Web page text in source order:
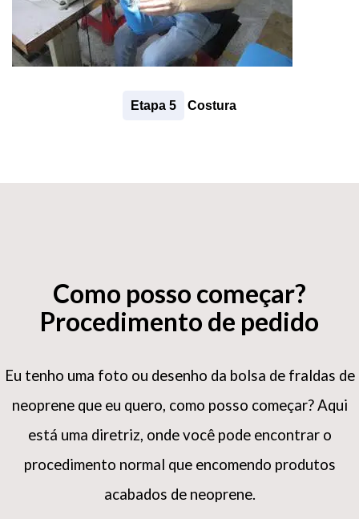
Etapa 5 Costura
Como posso começar?
Procedimento de pedido
Eu tenho uma foto ou desenho da bolsa de fraldas de
neoprene que eu quero, como posso começar?Aqui
está uma diretriz, onde você pode encontrar o
procedimento normal que encomendo produtos
acabados de neoprene.